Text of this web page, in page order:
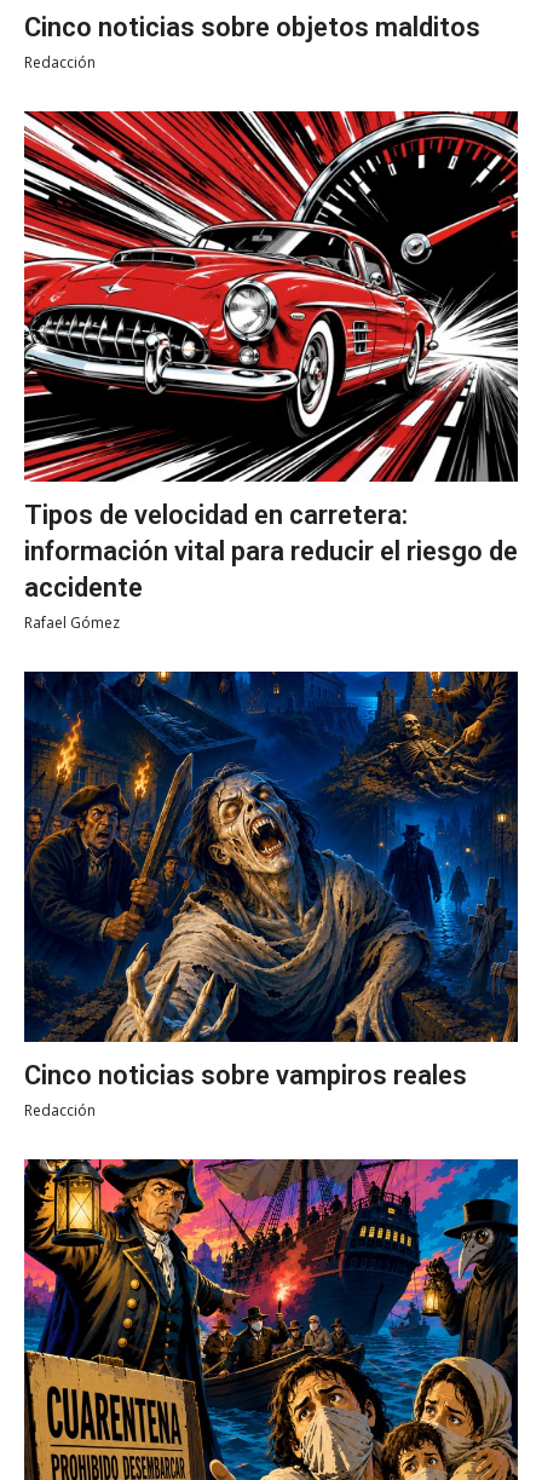
Cinco noticias sobre objetos malditos
Redacción
Tipos de velocidad en carretera:
información vital para reducir el riesgo de
accidente
Rafael Gómez
Cinco noticias sobre vampiros reales
Redacción